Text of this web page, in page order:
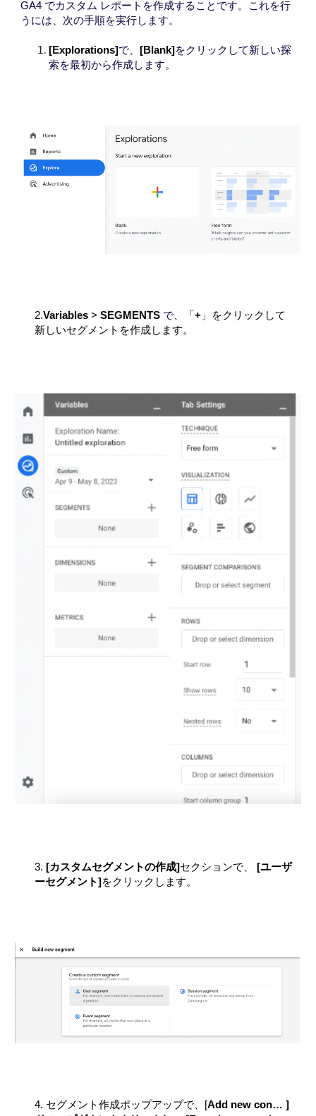
GA4 でカスタム レポートを作成することです。これを行
うには、次の手順を実行します。
[Explorations]で、[Blank]をクリックして新しい探
索を最初から作成します。
2.Variables >SEGMENTS で 、「+ 」をクリックして
新しいセグメントを作成します。
3. [カスタムセグメントの作成]セクションで、[ユーザ
ーセグメント]をクリックします。
4. セグメント作成ポップアップで、[Add new con… ]